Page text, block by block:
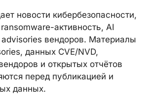
новости кибербезопасности,
активность, AI
вендоров. Материалы
данных CVE/NVD,
и открытых отчётов
перед публикацией и
данных.